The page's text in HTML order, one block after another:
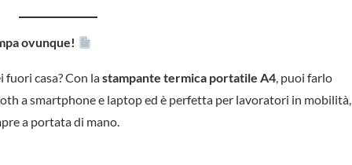
ovunque!
casa? Con lastampante termica portatile A4, puoi farlo
a smartphone e laptop ed è perfetta per lavoratori in mobilità,
a portata di mano.